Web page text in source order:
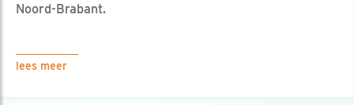
Noord-Brabant.
lees meer